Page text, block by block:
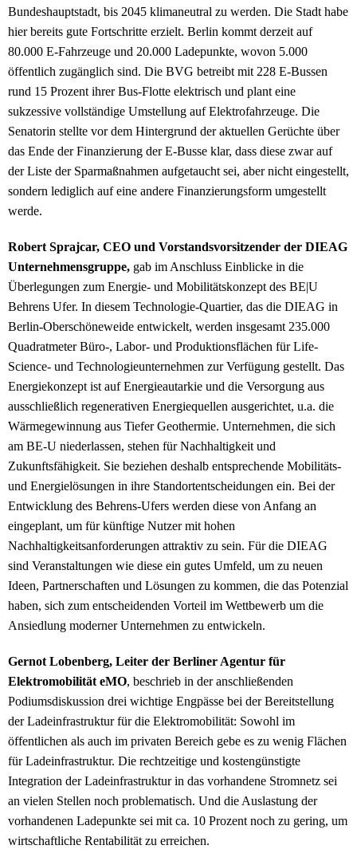
Bundeshauptstadt, bis 2045 klimaneutral zu werden. Die Stadt habe
hier bereits gute Fortschritte erzielt. Berlin kommt derzeit auf
80.000 E-Fahrzeuge und 20.000 Ladepunkte, wovon 5.000
öffentlich zugänglich sind. Die BVG betreibt mit 228 E-Bussen
rund 15 Prozent ihrer Bus-Flotte elektrisch und plant eine
sukzessive vollständige Umstellung auf Elektrofahrzeuge. Die
Senatorin stellte vor dem Hintergrund der aktuellen Gerüchte über
das Ende der Finanzierung der E-Busse klar, dass diese zwar auf
der Liste der Sparmaßnahmen aufgetaucht sei, aber nicht eingestellt,
sondern lediglich auf eine andere Finanzierungsform umgestellt
werde.
Robert Sprajcar, CEO und Vorstandsvorsitzender der DIEAG
Unternehmensgruppe, gab im Anschluss Einblicke in die
Überlegungen zum Energie- und Mobilitätskonzept des BE|U
Behrens Ufer. In diesem Technologie-Quartier, das die DIEAG in
Berlin-Oberschöneweide entwickelt, werden insgesamt 235.000
Quadratmeter Büro-, Labor- und Produktionsflächen für Life-
Science- und Technologieunternehmen zur Verfügung gestellt. Das
Energiekonzept ist auf Energieautarkie und die Versorgung aus
ausschließlich regenerativen Energiequellen ausgerichtet, u.a. die
Wärmegewinnung aus Tiefer Geothermie. Unternehmen, die sich
am BE-U niederlassen, stehen für Nachhaltigkeit und
Zukunftsfähigkeit. Sie beziehen deshalb entsprechende Mobilitäts-
und Energielösungen in ihre Standortentscheidungen ein. Bei der
Entwicklung des Behrens-Ufers werden diese von Anfang an
eingeplant, um für künftige Nutzer mit hohen
Nachhaltigkeitsanforderungen attraktiv zu sein. Für die DIEAG
sind Veranstaltungen wie diese ein gutes Umfeld, um zu neuen
Ideen, Partnerschaften und Lösungen zu kommen, die das Potenzial
haben, sich zum entscheidenden Vorteil im Wettbewerb um die
Ansiedlung moderner Unternehmen zu entwickeln.
Gernot Lobenberg, Leiter der Berliner Agentur für
Elektromobilität eMO, beschrieb in der anschließenden
Podiumsdiskussion drei wichtige Engpässe bei der Bereitstellung
der Ladeinfrastruktur für die Elektromobilität: Sowohl im
öffentlichen als auch im privaten Bereich gebe es zu wenig Flächen
für Ladeinfrastruktur. Die rechtzeitige und kostengünstigte
Integration der Ladeinfrastruktur in das vorhandene Stromnetz sei
an vielen Stellen noch problematisch. Und die Auslastung der
vorhandenen Ladepunkte sei mit ca. 10 Prozent noch zu gering, um
wirtschaftliche Rentabilität zu erreichen.